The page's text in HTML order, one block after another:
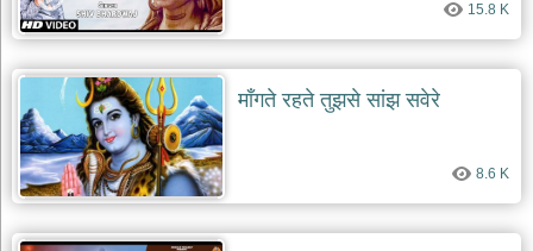
15.8 K
माँगते रहते तुझसे सांझ सवेरे
8.6 K